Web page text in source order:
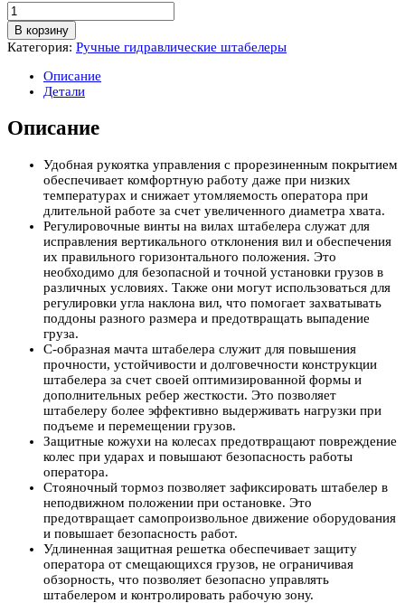
Количество
товара
Ручной
штабелер
PROLIFT
В корзину
Категория: Ручные гидравлические штабелеры
Описание
Детали
Описание
Удобная рукоятка управления с прорезиненным покрытием
обеспечивает комфортную работу даже при низких
температурах и снижает утомляемость оператора при
длительной работе за счет увеличенного диаметра хвата.
Регулировочные винты на вилах штабелера служат для
исправления вертикального отклонения вил и обеспечения
их правильного горизонтального положения. Это
необходимо для безопасной и точной установки грузов в
различных условиях. Также они могут использоваться для
регулировки угла наклона вил, что помогает захватывать
поддоны разного размера и предотвращать выпадение
груза.
С-образная мачта штабелера служит для повышения
прочности, устойчивости и долговечности конструкции
штабелера за счет своей оптимизированной формы и
дополнительных ребер жесткости. Это позволяет
штабелеру более эффективно выдерживать нагрузки при
подъеме и перемещении грузов.
Защитные кожухи на колесах предотвращают повреждение
колес при ударах и повышают безопасность работы
оператора.
Стояночный тормоз позволяет зафиксировать штабелер в
неподвижном положении при остановке. Это
предотвращает самопроизвольное движение оборудования
и повышает безопасность работ.
Удлиненная защитная решетка обеспечивает защиту
оператора от смещающихся грузов, не ограничивая
обзорность, что позволяет безопасно управлять
штабелером и контролировать рабочую зону.